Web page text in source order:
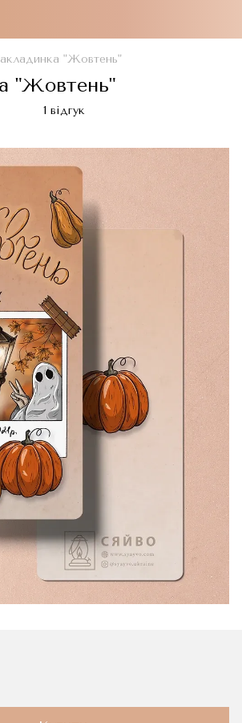
"Жовтень"
"Жовтень"
1 відгук